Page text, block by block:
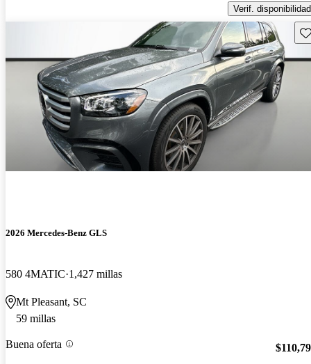
Verif. disponibilidad
2026 Mercedes-Benz GLS
580 4MATIC 1,427 millas
Mt Pleasant, SC
59 millas
Buena oferta